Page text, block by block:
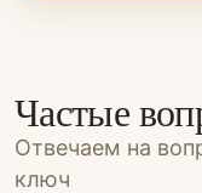
Частые
Отвечаем на
ключ